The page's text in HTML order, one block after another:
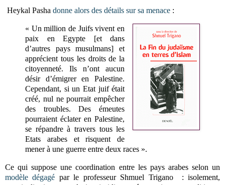
Heykal Pasha donne alors des détails sur sa menace :
« Un million de Juifs vivent en
paix en Egypte [et dans
d’autres pays musulmans] et
apprécient tous les droits de la
citoyenneté. Ils n’ont aucun
désir d’émigrer en Palestine.
Cependant, si un Etat juif était
créé, nul ne pourrait empêcher
des troubles. Des émeutes
pourraient éclater en Palestine,
se répandre à travers tous les
Etats arabes et risquent de
mener à une guerre entre deux races ».
Ce qui suppose une coordination entre les pays arabes selon un
modèle dégagé par le professeur Shmuel Trigano : isolement,